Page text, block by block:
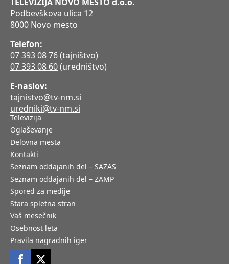
Podbevškova ulica 12
8000 Novo mesto
Telefon:
07 393 08 76(tajništvo)
07 393 08 60(uredništvo)
E-naslov:
tajnistvo@tv-nm.si
uredniki@tv-nm.si
Televizija
Oglaševanje
Delovna mesta
Kontakti
Seznam oddajanih del – SAZAS
Seznam oddajanih del – ZAMP
Spored za medije
Stara spletna stran
Vaš mesečnik
Osebnost leta
Pravila nagradnih iger